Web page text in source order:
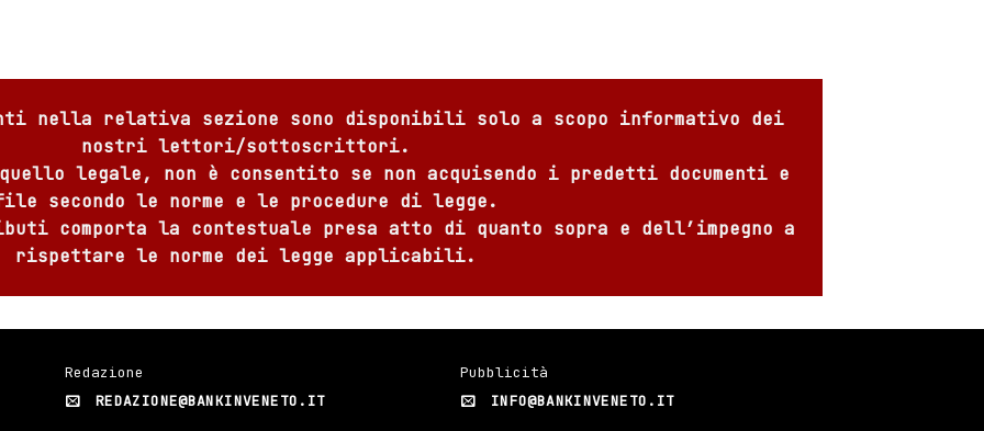
nella relativa sezione sono disponibili solo a scopo informativo dei
nostri lettori/sottoscrittori.
legale, non è consentito se non acquisendo i predetti documenti e
secondo le norme e le procedure di legge.
comporta la contestuale presa atto di quanto sopra e dell’impegno a
rispettare le norme dei legge applicabili.
Redazione
REDAZIONE@BANKINVENETO.IT
Pubblicità
INFO@BANKINVENETO.IT